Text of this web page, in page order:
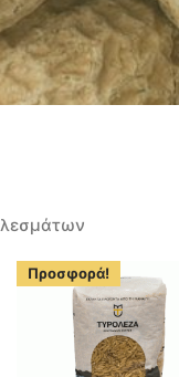
Προσφορά!